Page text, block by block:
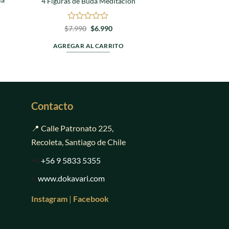
Valorado
0
de
$7.990 El
original
era:
$6.990El
actual
es:
AGREGAR AL CARRITO
Contacto
📍 Calle Patronato 225,
Recoleta, Santiago de Chile
📲 +56 9 5833 5355
🌐www.dokavari.com
Instagram | Facebook